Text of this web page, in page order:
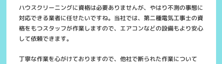
ハウスクリーニングに資格は必要ありませんが、やはり不測の事態に
対応できる業者に任せたいですね。当社では、第二種電気工事士の資
格をもつスタッフが作業しますので、エアコンなどの設備もより安心
して依頼できます。
丁寧な作業を心がけておりますので、他社で断られた作業について